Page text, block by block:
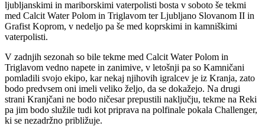
ljubljanskimi in mariborskimi vaterpolisti bosta v soboto še tekmi
med Calcit Water Polom in Triglavom ter Ljubljano Slovanom II in
Grafist Koprom, v nedeljo pa še med koprskimi in kamniškimi
vaterpolisti.
V zadnjih sezonah so bile tekme med Calcit Water Polom in
Triglavom vedno napete in zanimive, v letošnji pa so Kamničani
pomladili svojo ekipo, kar nekaj njihovih igralcev je iz Kranja, zato
bodo predvsem oni imeli veliko željo, da se dokažejo. Na drugi
strani Kranjčani ne bodo ničesar prepustili naključju, tekme na Reki
pa jim bodo služile tudi kot priprava na polfinale pokala Challenger,
ki se nezadržno približuje.